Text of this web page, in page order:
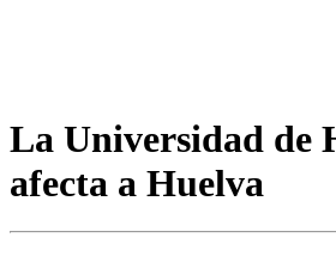
La Universidad de
afecta a Huelva